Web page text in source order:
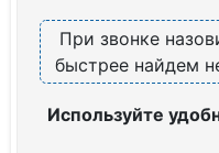
При звонке
быстрее найдем
Используйте